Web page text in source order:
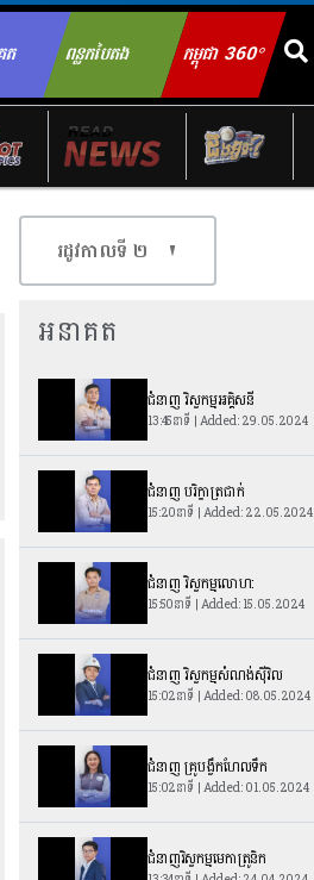
ត ពន្លកបៃតង កម្ពុជា 360°
Search for:
រដូវកាលទី​ ២
អនាគត
ជំនាញ វិស្វកម្មអគ្គិសនី
13:45នាទី | Added: 29.05.2024
ជំនាញ បរិក្ខាត្រជាក់
15:20នាទី | Added: 22.05.2024
ជំនាញ វិស្វកម្មលោហ:
15:50នាទី | Added: 15.05.2024
ជំនាញ វិស្វកម្មសំណង់ស៊ីវិល
15:02នាទី | Added: 08.05.2024
ជំនាញ គ្រូបង្វឹកហែលទឹក
15:02នាទី | Added: 01.05.2024
ជំនាញវិស្វកម្មមេកាត្រូនិក